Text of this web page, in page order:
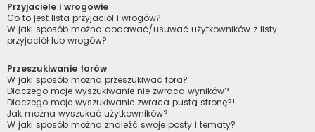
Przyjaciele i wrogowie
Co to jest lista przyjaciół i wrogów?
W jaki sposób można dodawać/usuwać użytkowników z listy
przyjaciół lub wrogów?
Przeszukiwanie forów
W jaki sposób można przeszukiwać fora?
Dlaczego moje wyszukiwanie nie zwraca wyników?
Dlaczego moje wyszukiwanie zwraca pustą stronę?!
Jak można wyszukać użytkowników?
W jaki sposób można znaleźć swoje posty i tematy?